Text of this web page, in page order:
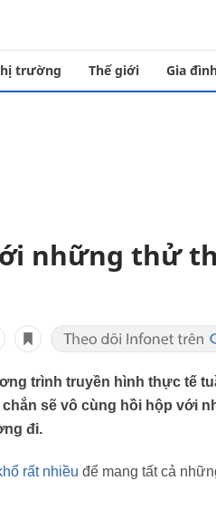
trường Thế giới Gia
những thử
trình truyền hình thực tế
chắn sẽ vô cùng hồi hộp với
đi.
rất nhiều để mang tất cả